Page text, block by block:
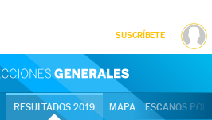
SUSCRÍBETE
RESULTADOS 2019 MAPA ESCAÑOS